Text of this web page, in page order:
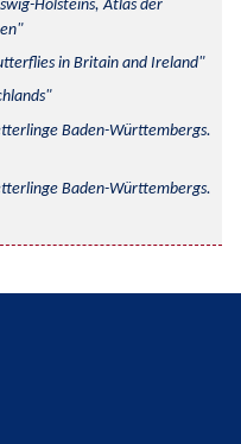
Holsteins, Atlas der
in Britain and Ireland
Baden-Württembergs.
Baden-Württembergs.